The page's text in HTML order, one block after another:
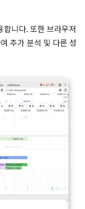
합니다. 또한 브라우저
추가 분석 및 다른 성